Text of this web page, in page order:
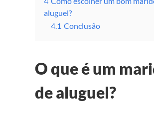
aluguel?
4.1 Conclusão
O que é um
de aluguel?